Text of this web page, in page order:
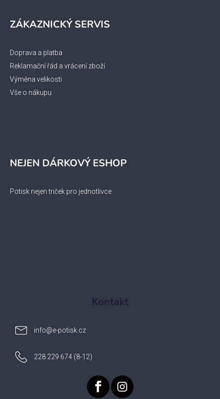
ZÁKAZNICKÝ SERVIS
Doprava a platba
Reklamační řád a vrácení zboží
Výměna velikosti
Vše o nákupu
NEJEN DÁRKOVÝ ESHOP
Potisk nejen triček pro jednotlivce
Kontakt
info@e-potisk.cz
228 229 674 (8-12)